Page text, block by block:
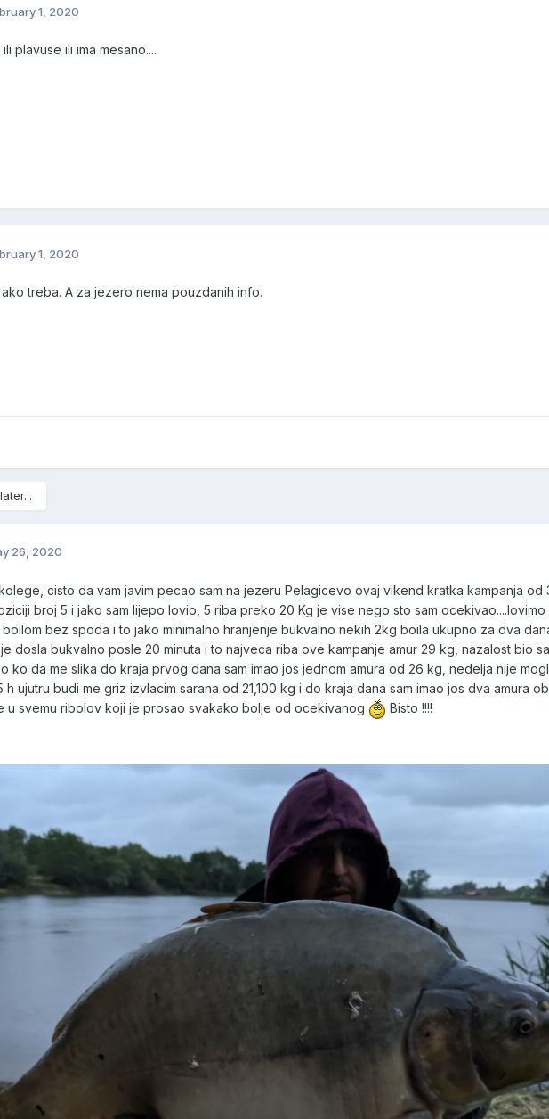
1, 2020
plavuse ili ima mesano....
1, 2020
ako treba. A za jezero nema pouzdanih info.
26, 2020
cisto da vam javim pecao sam na jezeru Pelagicevo ovaj vikend kratka kampanja od
broj 5 i jako sam lijepo lovio, 5 riba preko 20 Kg je vise nego sto sam ocekivao....lovimo
boilom bez spoda i to jako minimalno hranjenje bukvalno nekih 2kg boila ukupno za dva
dosla bukvalno posle 20 minuta i to najveca riba ove kampanje amur 29 kg, nazalost bio
ko da me slika do kraja prvog dana sam imao jos jednom amura od 26 kg, nedelja nije
h ujutru budi me griz izvlacim sarana od 21,100 kg i do kraja dana sam imao jos dva amura
u svemu ribolov koji je prosao svakako bolje od ocekivanog
Bisto !!!!